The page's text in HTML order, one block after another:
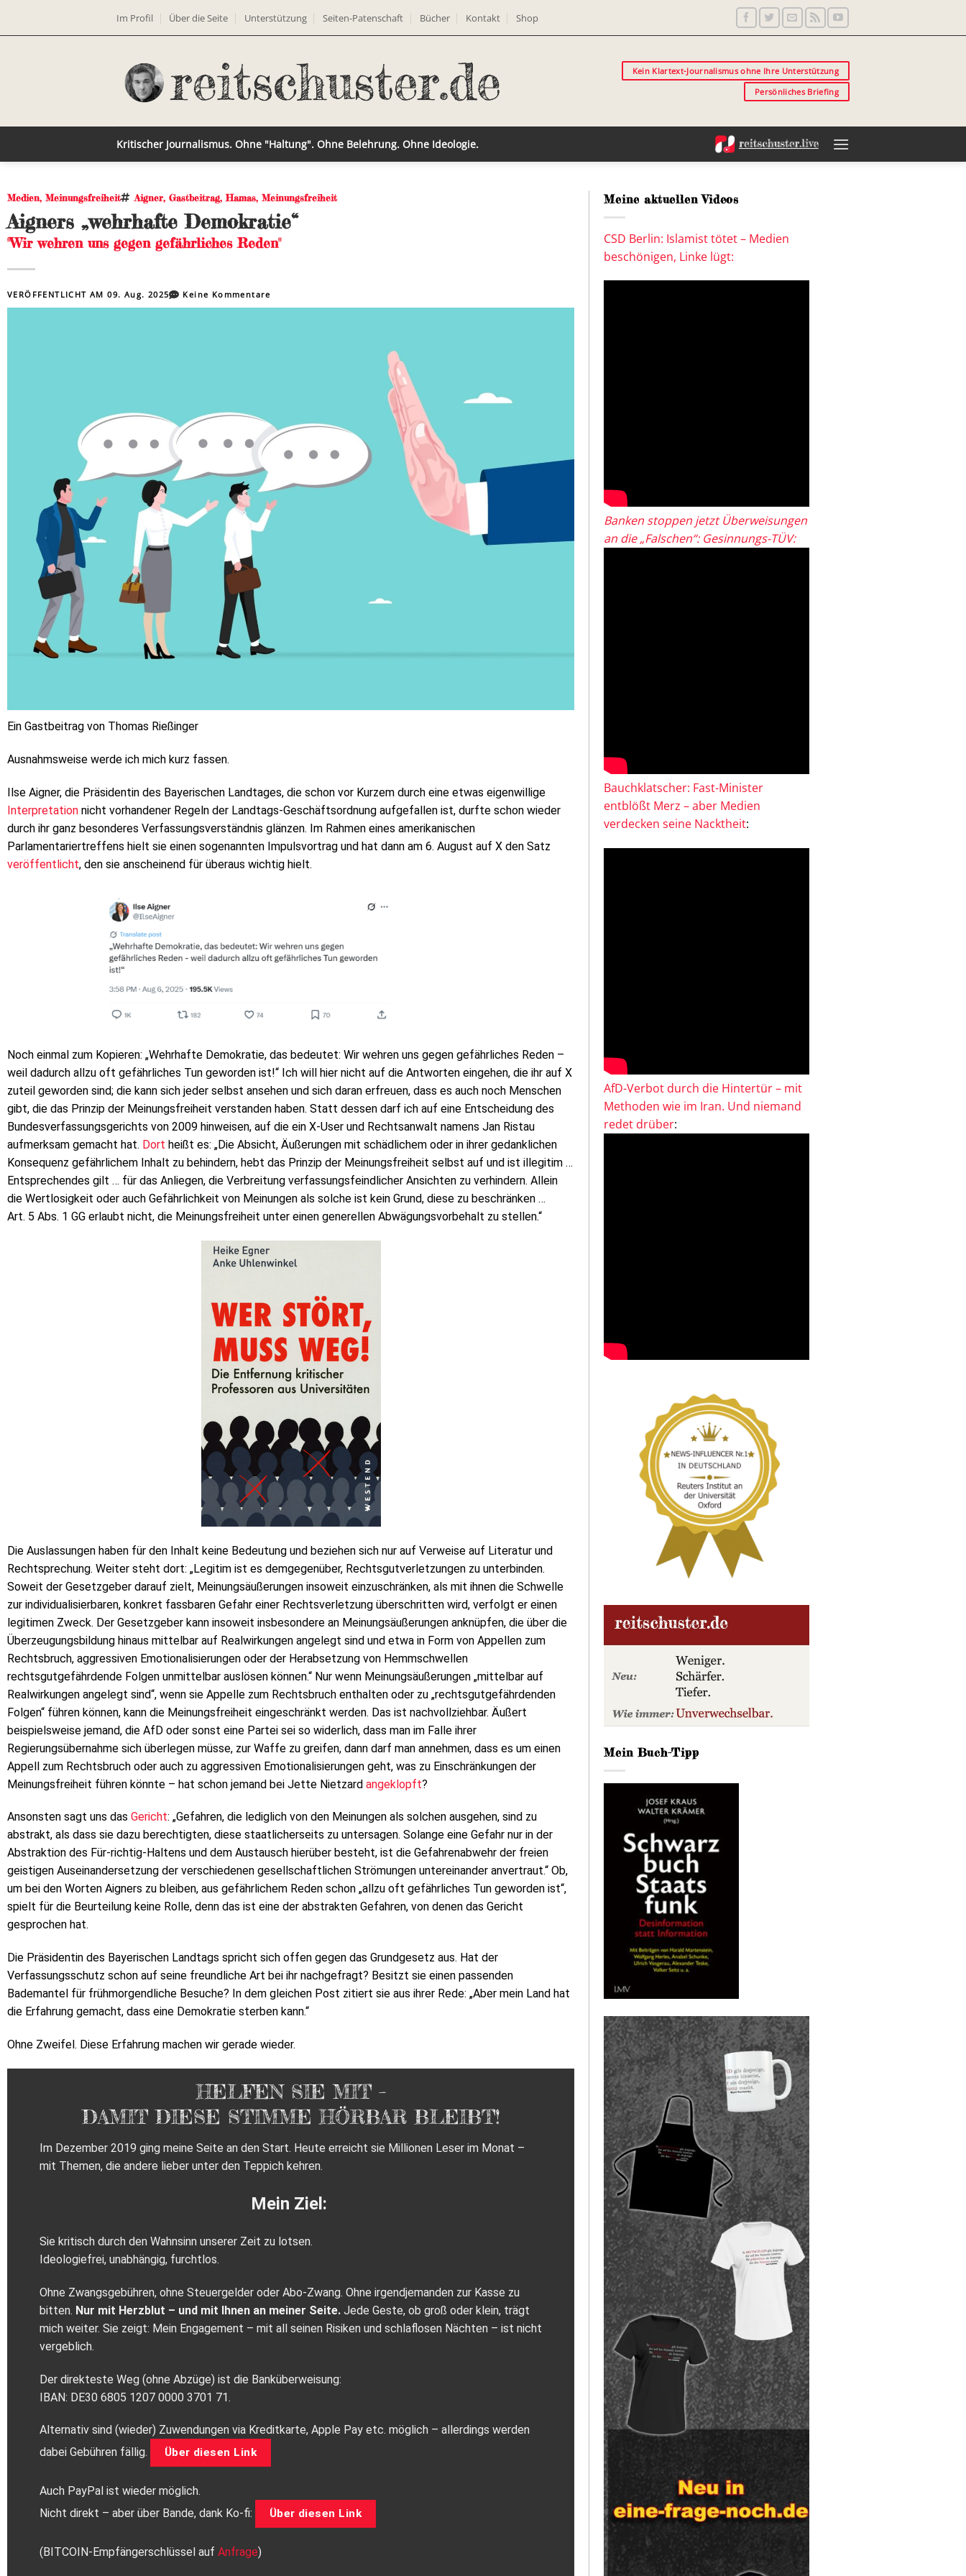
Im Profil Über die Seite Unterstützung Seiten-Patenschaft Bücher Kontakt Shop
Kein Klartext-Journalismus ohne Ihre Unterstützung
Persönliches Briefing
Kritischer Journalismus. Ohne "Haltung". Ohne Belehrung. Ohne Ideologie.
Medien, Meinungsfreiheit Aigner, Gastbeitrag,Hamas, Meinungsfreiheit
Aigners „wehrhafte Demokratie“
"Wir wehren uns gegen gefährliches Reden"
VERÖFFENTLICHT AM09. Aug. 2025 Keine Kommentare
Ein Gastbeitrag von Thomas Rießinger
Ausnahmsweise werde ich mich kurz fassen.
Ilse Aigner, die Präsidentin des Bayerischen Landtages, die schon vor Kurzem durch eine etwas eigenwillige
Interpretation nicht vorhandener Regeln der Landtags-Geschäftsordnung aufgefallen ist, durfte schon wieder
durch ihr ganz besonderes Verfassungsverständnis glänzen. Im Rahmen eines amerikanischen
Parlamentariertreffens hielt sie einen sogenannten Impulsvortrag und hat dann am 6. August auf X den Satz
veröffentlicht, den sie anscheinend für überaus wichtig hielt.
Noch einmal zum Kopieren: „Wehrhafte Demokratie, das bedeutet: Wir wehren uns gegen gefährliches Reden –
weil dadurch allzu oft gefährliches Tun geworden ist!“ Ich will hier nicht auf die Antworten eingehen, die ihr auf X
zuteil geworden sind; die kann sich jeder selbst ansehen und sich daran erfreuen, dass es auch noch Menschen
gibt, die das Prinzip der Meinungsfreiheit verstanden haben. Statt dessen darf ich auf eine Entscheidung des
Bundesverfassungsgerichts von 2009 hinweisen, auf die ein X-User und Rechtsanwalt namens Jan Ristau
aufmerksam gemacht hat. Dort heißt es: „Die Absicht, Äußerungen mit schädlichem oder in ihrer gedanklichen
Konsequenz gefährlichem Inhalt zu behindern, hebt das Prinzip der Meinungsfreiheit selbst auf und ist illegitim …
Entsprechendes gilt … für das Anliegen, die Verbreitung verfassungsfeindlicher Ansichten zu verhindern. Allein
die Wertlosigkeit oder auch Gefährlichkeit von Meinungen als solche ist kein Grund, diese zu beschränken …
Art. 5 Abs. 1 GG erlaubt nicht, die Meinungsfreiheit unter einen generellen Abwägungsvorbehalt zu stellen.“
Die Auslassungen haben für den Inhalt keine Bedeutung und beziehen sich nur auf Verweise auf Literatur und
Rechtsprechung. Weiter steht dort: „Legitim ist es demgegenüber, Rechtsgutverletzungen zu unterbinden.
Soweit der Gesetzgeber darauf zielt, Meinungsäußerungen insoweit einzuschränken, als mit ihnen die Schwelle
zur individualisierbaren, konkret fassbaren Gefahr einer Rechtsverletzung überschritten wird, verfolgt er einen
legitimen Zweck. Der Gesetzgeber kann insoweit insbesondere an Meinungsäußerungen anknüpfen, die über die
Überzeugungsbildung hinaus mittelbar auf Realwirkungen angelegt sind und etwa in Form von Appellen zum
Rechtsbruch, aggressiven Emotionalisierungen oder der Herabsetzung von Hemmschwellen
rechtsgutgefährdende Folgen unmittelbar auslösen können.“ Nur wenn Meinungsäußerungen „mittelbar auf
Realwirkungen angelegt sind“, wenn sie Appelle zum Rechtsbruch enthalten oder zu „rechtsgutgefährdenden
Folgen“ führen können, kann die Meinungsfreiheit eingeschränkt werden. Das ist nachvollziehbar. Äußert
beispielsweise jemand, die AfD oder sonst eine Partei sei so widerlich, dass man im Falle ihrer
Regierungsübernahme sich überlegen müsse, zur Waffe zu greifen, dann darf man annehmen, dass es um einen
Appell zum Rechtsbruch oder auch zu aggressiven Emotionalisierungen geht, was zu Einschränkungen der
Meinungsfreiheit führen könnte – hat schon jemand bei Jette Nietzard angeklopft?
Ansonsten sagt uns das Gericht: „Gefahren, die lediglich von den Meinungen als solchen ausgehen, sind zu
abstrakt, als dass sie dazu berechtigten, diese staatlicherseits zu untersagen. Solange eine Gefahr nur in der
Abstraktion des Für-richtig-Haltens und dem Austausch hierüber besteht, ist die Gefahrenabwehr der freien
geistigen Auseinandersetzung der verschiedenen gesellschaftlichen Strömungen untereinander anvertraut.“ Ob,
um bei den Worten Aigners zu bleiben, aus gefährlichem Reden schon „allzu oft gefährliches Tun geworden ist“,
spielt für die Beurteilung keine Rolle, denn das ist eine der abstrakten Gefahren, von denen das Gericht
gesprochen hat.
Die Präsidentin des Bayerischen Landtags spricht sich offen gegen das Grundgesetz aus. Hat der
Verfassungsschutz schon auf seine freundliche Art bei ihr nachgefragt? Besitzt sie einen passenden
Bademantel für frühmorgendliche Besuche? In dem gleichen Post zitiert sie aus ihrer Rede: „Aber mein Land hat
die Erfahrung gemacht, dass eine Demokratie sterben kann.“
Ohne Zweifel. Diese Erfahrung machen wir gerade wieder.
HELFEN SIE MIT –
DAMIT DIESE STIMME HÖRBAR BLEIBT!
Im Dezember 2019 ging meine Seite an den Start. Heute erreicht sie Millionen Leser im Monat –
mit Themen, die andere lieber unter den Teppich kehren.
Mein Ziel:
Sie kritisch durch den Wahnsinn unserer Zeit zu lotsen.
Ideologiefrei, unabhängig, furchtlos.
Ohne Zwangsgebühren, ohne Steuergelder oder Abo‑Zwang. Ohne irgendjemanden zur Kasse zu
bitten. Nur mit Herzblut – und mit Ihnen an meiner Seite. Jede Geste, ob groß oder klein, trägt
mich weiter. Sie zeigt: Mein Engagement – mit all seinen Risiken und schlaflosen Nächten – ist nicht
vergeblich.
Der direkteste Weg (ohne Abzüge) ist die Banküberweisung:
IBAN: DE30 6805 1207 0000 3701 71.
Alternativ sind (wieder) Zuwendungen via Kreditkarte, Apple Pay etc. möglich – allerdings werden
dabei Gebühren fällig.
Über diesen Link
Auch PayPal ist wieder möglich.
Nicht direkt – aber über Bande, dank Ko-fi:
Über diesen Link
(BITCOIN-Empfängerschlüssel auf Anfrage)
Meine aktuellen Videos
CSD Berlin: Islamist tötet – Medien
beschönigen, Linke lügt:
Banken stoppen jetzt Überweisungen
an die „Falschen“: Gesinnungs-TÜV:
Bauchklatscher: Fast-Minister
entblößt Merz – aber Medien
verdecken seine Nacktheit:
AfD-Verbot durch die Hintertür – mit
Methoden wie im Iran. Und niemand
redet drüber:
Mein Buch-Tipp